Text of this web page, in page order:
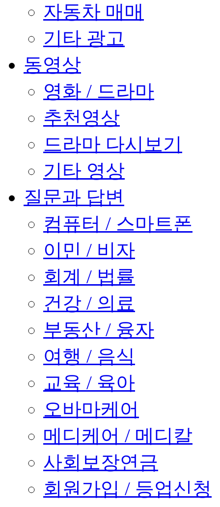
자동차 매매
기타 광고
동영상
영화 / 드라마
추천영상
드라마 다시보기
기타 영상
질문과 답변
컴퓨터 / 스마트폰
이민 / 비자
회계 / 법률
건강 / 의료
부동산 / 융자
여행 / 음식
교육 / 육아
오바마케어
메디케어 / 메디칼
사회보장연금
회원가입 / 등업신청